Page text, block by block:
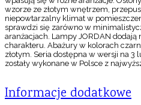
wzorze ze złotym wnętrzem,
niepowtarzalny klimat w
sprawdzi się zarówno w
aranżacjach. Lampy JORDAN
charakteru. Abażury w kolorach
złotym. Seria dostępna w wersji na 3
zostały wykonane w Polsce z
Informacje dodatkowe